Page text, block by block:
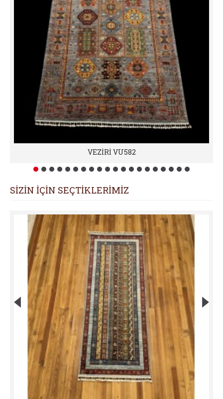
VEZİRİ VU582
SİZİN İÇİN SEÇTİKLERİMİZ